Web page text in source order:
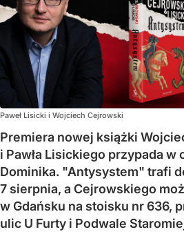
Paweł Lisicki i Wojciech Cejrowski
Premiera nowej książki
i Pawła Lisickiego przypada w
Dominika. "Antysystem" trafi
7 sierpnia, a Cejrowskiego
w Gdańsku na stoisku nr 636,
ulic U Furty i Podwale